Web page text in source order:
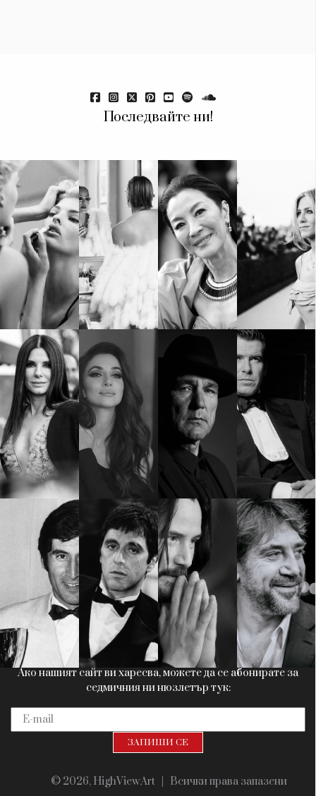
Последвайте ни!
КАТЕГОРИИ
Wine&Dine
Подкасти
Мода
Dialogue
Изкуство
Красота
Цветно
Пътувай
Wellness
ЗА НАС
Условия за
ползване
За нас
Реклама
Политика за
поверителност
ModerenDom
СЛЕДВАЙТЕ НИ
Facebook Instagram Twitter
Pinterest
YouTube
Spotify Soundcloud
Ако нашият сайт ви харесва, можете да се абонирате за
седмичния ни нюзлетър тук:
© 2026, HighViewArt | Всички права запазени